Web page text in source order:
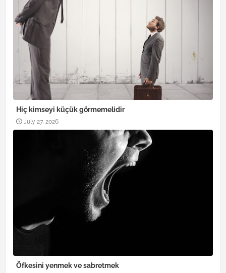
Hiç kimseyi küçük görmemelidir
July 27, 2026
Öfkesini yenmek ve sabretmek